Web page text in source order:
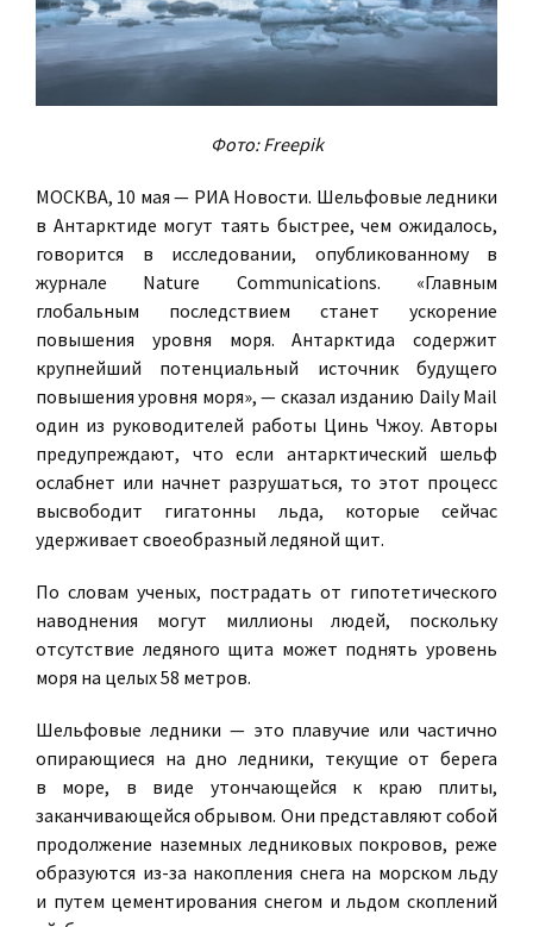
Фото: Freepik
МОСКВА, 10 мая — РИА Новости. Шельфовые ледники
в Антарктиде могут таять быстрее, чем ожидалось,
говорится в исследовании, опубликованному в
журнале Nature Communications. «Главным
глобальным последствием станет ускорение
повышения уровня моря. Антарктида содержит
крупнейший потенциальный источник будущего
повышения уровня моря», — сказал изданию Daily Mail
один из руководителей работы Цинь Чжоу. Авторы
предупреждают, что если антарктический шельф
ослабнет или начнет разрушаться, то этот процесс
высвободит гигатонны льда, которые сейчас
удерживает своеобразный ледяной щит.
По словам ученых, пострадать от гипотетического
наводнения могут миллионы людей, поскольку
отсутствие ледяного щита может поднять уровень
моря на целых 58 метров.
Шельфовые ледники — это плавучие или частично
опирающиеся на дно ледники, текущие от берега
в море, в виде утончающейся к краю плиты,
заканчивающейся обрывом. Они представляют собой
продолжение наземных ледниковых покровов, реже
образуются из-за накопления снега на морском льду
и путем цементирования снегом и льдом скоплений